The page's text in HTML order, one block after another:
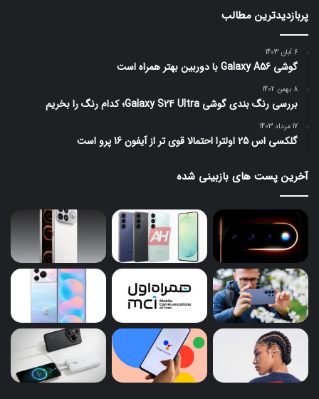
پربازدیدترین مطالب
6 آبان 1403
گوشی Galaxy A56 با دوربین بهتر همراه است
8 بهمن 1402
بررسی رنگ بندی گوشی Galaxy S24 Ultra؛ کدام رنگ را بخریم
17 مرداد 1403
گلکسی اس 25 اولترا احتمالا قوی تر از آیفون 16 پرو است
آخرین پست های بازبینی شده